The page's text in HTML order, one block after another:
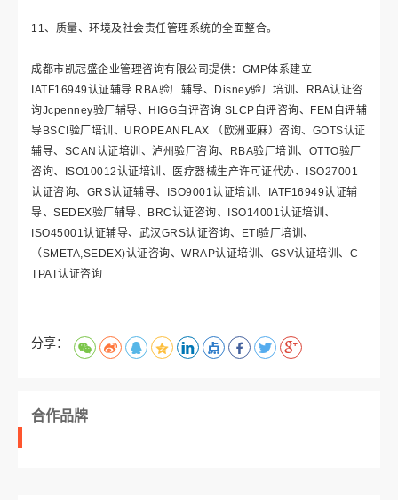
11、 质量、环境及社会责任管理系统的全面整合。
成都市凯冠盛企业管理咨询有限公司提供： GMP体系建立
IATF16949认证辅导 RBA验厂辅导、 Disney验厂培训、 RBA认证咨
询Jcpenney验厂辅导、 HIGG自评咨询 SLCP 自评咨询、 FEM 自评辅
导 BSCI 验厂培训、 UROPEANFLAX （欧洲亚麻）咨询、 GOTS认证
辅导、 SCAN 认证培训、泸州验厂咨询、 RBA验厂培训、 OTTO验厂
咨询、
ISO10012认证培训、医疗器械生产许可证代办、
ISO27001
认证咨询、 GRS认证辅导、 ISO9001认证培训、 IATF16949认证辅
导、 SEDEX验厂辅导、 BRC认证咨询、 ISO14001认证培训、
ISO45001认证辅导、武汉GRS认证咨询、 ETI 验厂培训、
（SMETA,SEDEX)认证咨询、 WRAP认证培训、 GSV认证培训、 C-
TPAT认证咨询
分享：
合作品牌